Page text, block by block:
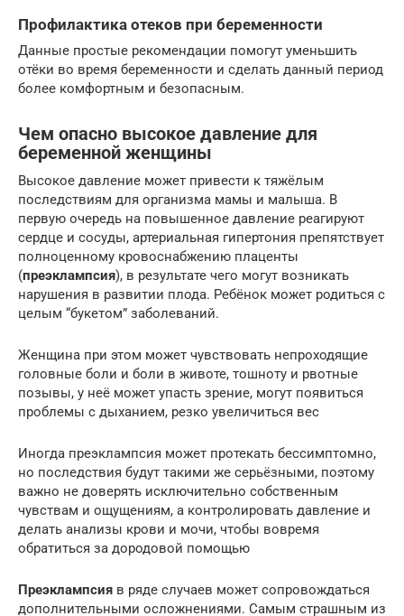
Профилактика отеков при беременности
Данные простые рекомендации помогут уменьшить
отёки во время беременности и сделать данный период
более комфортным и безопасным.
Чем опасно высокое давление для
беременной женщины
Высокое давление может привести к тяжёлым
последствиям для организма мамы и малыша. В
первую очередь на повышенное давление реагируют
сердце и сосуды, артериальная гипертония препятствует
полноценному кровоснабжению плаценты
(преэклампсия), в результате чего могут возникать
нарушения в развитии плода. Ребёнок может родиться с
целым “букетом” заболеваний.
Женщина при этом может чувствовать непроходящие
головные боли и боли в животе, тошноту и рвотные
позывы, у неё может упасть зрение, могут появиться
проблемы с дыханием, резко увеличиться вес
Иногда преэклампсия может протекать бессимптомно,
но последствия будут такими же серьёзными, поэтому
важно не доверять исключительно собственным
чувствам и ощущениям, а контролировать давление и
делать анализы крови и мочи, чтобы вовремя
обратиться за дородовой помощью
Преэклампсия в ряде случаев может сопровождаться
дополнительными осложнениями. Самым страшным из